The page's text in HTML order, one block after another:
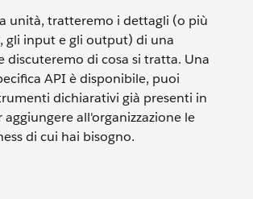
unità, tratteremo i dettagli (o più
gli input e gli output) di una
discuteremo di cosa si tratta. Una
API è disponibile, puoi
dichiarativi già presenti in
aggiungere all'organizzazione le
di cui hai bisogno.